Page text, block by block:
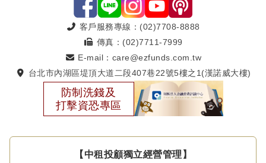
客戶服務專線：(02)7708-8888
傳真：(02)7711-7999
E-mail：care@ezfunds.com.tw
台北市內湖區堤頂大道二段407巷22號5樓之1(漢諾威大樓)
防制洗錢及
打擊資恐專區
【中租投顧獨立經營管理】